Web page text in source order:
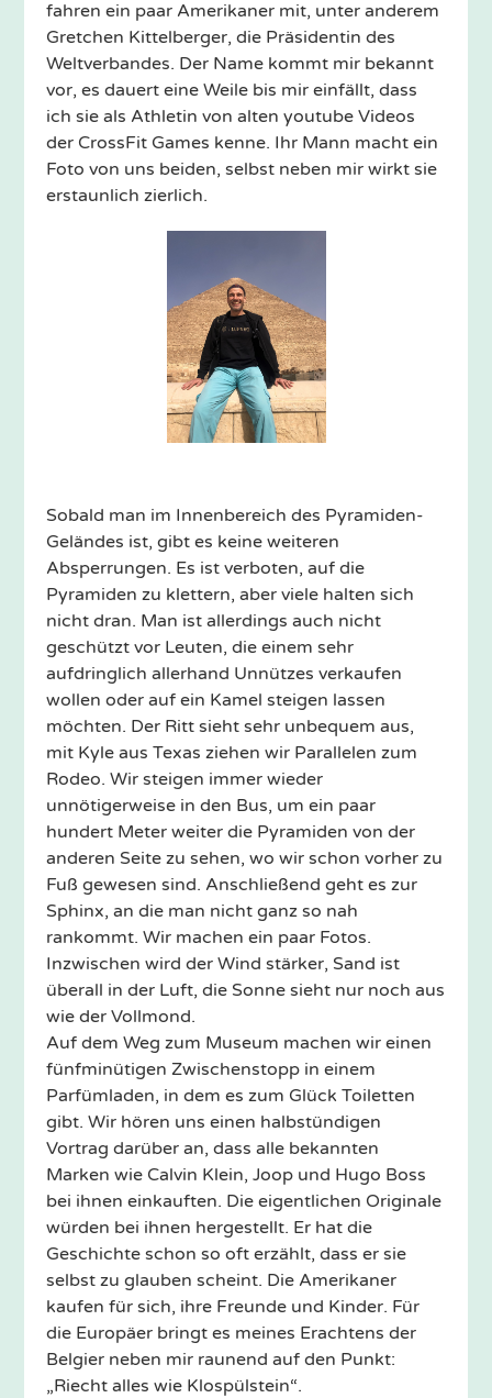
fahren ein paar Amerikaner mit, unter anderem
Gretchen Kittelberger, die Präsidentin des
Weltverbandes. Der Name kommt mir bekannt
vor, es dauert eine Weile bis mir einfällt, dass
ich sie als Athletin von alten youtube Videos
der CrossFit Games kenne. Ihr Mann macht ein
Foto von uns beiden, selbst neben mir wirkt sie
erstaunlich zierlich.
Sobald man im Innenbereich des Pyramiden-
Geländes ist, gibt es keine weiteren
Absperrungen. Es ist verboten, auf die
Pyramiden zu klettern, aber viele halten sich
nicht dran. Man ist allerdings auch nicht
geschützt vor Leuten, die einem sehr
aufdringlich allerhand Unnützes verkaufen
wollen oder auf ein Kamel steigen lassen
möchten. Der Ritt sieht sehr unbequem aus,
mit Kyle aus Texas ziehen wir Parallelen zum
Rodeo. Wir steigen immer wieder
unnötigerweise in den Bus, um ein paar
hundert Meter weiter die Pyramiden von der
anderen Seite zu sehen, wo wir schon vorher zu
Fuß gewesen sind. Anschließend geht es zur
Sphinx, an die man nicht ganz so nah
rankommt. Wir machen ein paar Fotos.
Inzwischen wird der Wind stärker, Sand ist
überall in der Luft, die Sonne sieht nur noch aus
wie der Vollmond.
Auf dem Weg zum Museum machen wir einen
fünfminütigen Zwischenstopp in einem
Parfümladen, in dem es zum Glück Toiletten
gibt. Wir hören uns einen halbstündigen
Vortrag darüber an, dass alle bekannten
Marken wie Calvin Klein, Joop und Hugo Boss
bei ihnen einkauften. Die eigentlichen Originale
würden bei ihnen hergestellt. Er hat die
Geschichte schon so oft erzählt, dass er sie
selbst zu glauben scheint. Die Amerikaner
kaufen für sich, ihre Freunde und Kinder. Für
die Europäer bringt es meines Erachtens der
Belgier neben mir raunend auf den Punkt:
„Riecht alles wie Klospülstein“.